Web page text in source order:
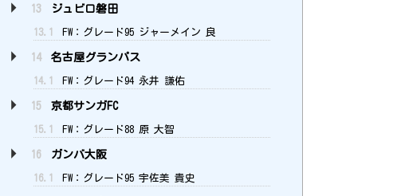
13 ジュビロ磐田
13.1 FW：グレード95 ジャーメイン 良
14 名古屋グランパス
14.1 FW：グレード94 永井 謙佑
15 京都サンガFC
15.1 FW：グレード88 原 大智
16 ガンバ大阪
16.1 FW：グレード95 宇佐美 貴史